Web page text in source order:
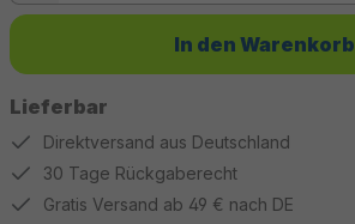
Lieferbar
In den Warenkorb
Direktversand aus Deutschland
30 Tage Rückgaberecht
Gratis Versand ab 49 € nach DE